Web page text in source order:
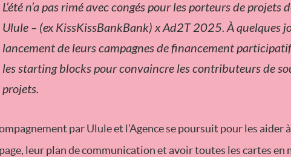
L’été n’a pas rimé avec congés pour les porteurs de projets
Ulule – (ex KissKissBankBank) x Ad2T 2025. À quelques
lancement de leurs campagnes de financement
les starting blocks pour convaincre les contributeurs de
projets.
par Ulule et l’Agence se poursuit pour les aider
leur plan de communication et avoir toutes les cartes en